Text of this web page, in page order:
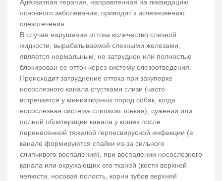
Адекватная терапия, направленная на ликвидацию
основного заболевания, приводит к исчезновению
слезотечения.
В случае нарушения оттока количество слезной
жидкости, вырабатываемой слезными железами,
является нормальным, но затруднен или полностью
блокирован ее отток через систему слезоотведения.
Происходит затруднение оттока при закупорке
носослезного канала сгустками слизи (часто
встречается у миниатюрных пород собак, когда
носослезная система слишком тонкая), сужении или
полной облитерации канала у кошек после
перенесенной тяжелой герпесвирусной инфекции (в
канале формируются спайки из-за сильного
слипчивого воспаления), при воспалении носослезного
канала или окружающих его тканей (кости верхней
челюсти, носовая полость, корни зубов верхней